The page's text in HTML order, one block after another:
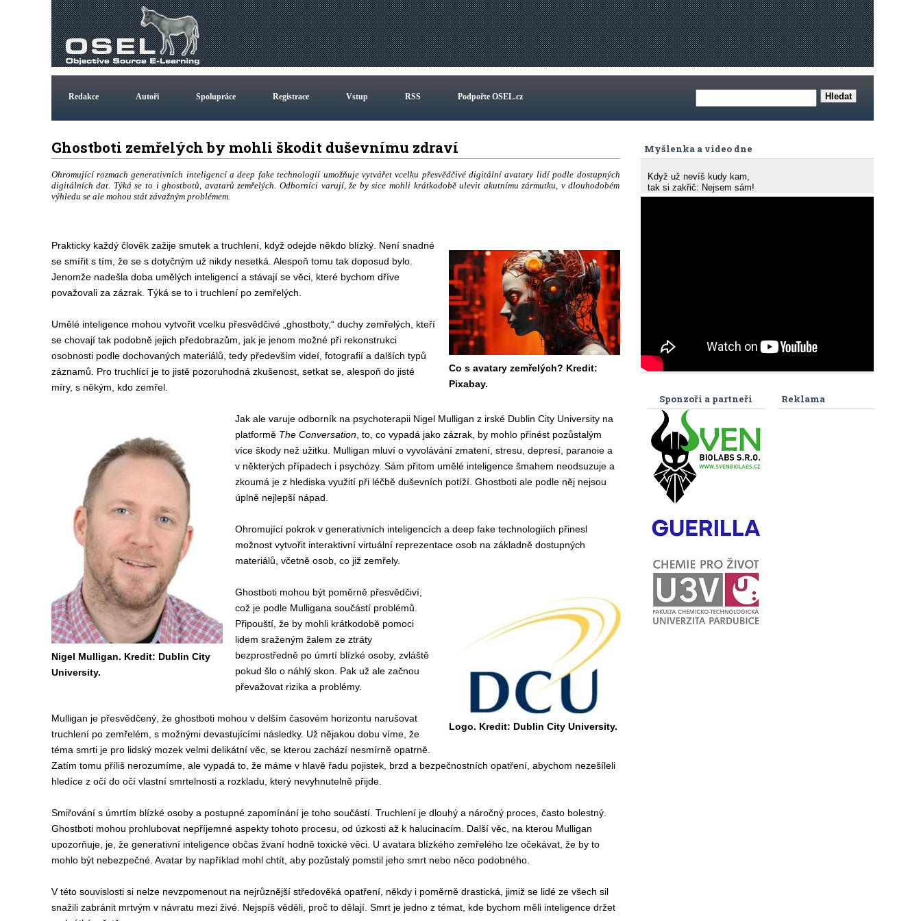
Redakce Autoři Spolupráce Registrace Vstup RSS Podpořte OSEL.cz
Ghostboti zemřelých by mohli škodit duševnímu zdraví
Ohromující rozmach generativních inteligencí a deep fake technologií umožňuje vytvářet vcelku přesvědčivé digitální avatary lidí podle dostupných
digitálních dat. Týká se to i ghostbotů, avatarů zemřelých. Odborníci varují, že by sice mohli krátkodobě ulevit akutnímu zármutku, v dlouhodobém
výhledu se ale mohou stát závažným problémem.
Co s avatary zemřelých? Kredit:
Pixabay.
Prakticky každý člověk zažije smutek a truchlení, když odejde někdo blízký. Není snadné
se smířit s tím, že se s dotyčným už nikdy nesetká. Alespoň tomu tak doposud bylo.
Jenomže nadešla doba umělých inteligencí a stávají se věci, které bychom dříve
považovali za zázrak. Týká se to i truchlení po zemřelých.
Umělé inteligence mohou vytvořit vcelku přesvědčivé „ghostboty,“ duchy zemřelých, kteří
se chovají tak podobně jejich předobrazům, jak je jenom možné při rekonstrukci
osobnosti podle dochovaných materiálů, tedy především videí, fotografií a dalších typů
záznamů. Pro truchlící je to jistě pozoruhodná zkušenost, setkat se, alespoň do jisté
míry, s někým, kdo zemřel.
Nigel Mulligan. Kredit: Dublin City
University.
Jak ale varuje odborník na psychoterapii Nigel Mulligan z irské Dublin City University na
platformě The Conversation, to, co vypadá jako zázrak, by mohlo přinést pozůstalým
více škody než užitku. Mulligan mluví o vyvolávání zmatení, stresu, depresí, paranoie a
v některých případech i psychózy. Sám přitom umělé inteligence šmahem neodsuzuje a
zkoumá je z hlediska využití při léčbě duševních potíží. Ghostboti ale podle něj nejsou
úplně nejlepší nápad.
Ohromující pokrok v generativních inteligencích a deep fake technologiích přinesl
možnost vytvořit interaktivní virtuální reprezentace osob na základně dostupných
materiálů, včetně osob, co již zemřely.
Logo. Kredit: Dublin City University.
Ghostboti mohou být poměrně přesvědčiví,
což je podle Mulligana součástí problémů.
Připouští, že by mohli krátkodobě pomoci
lidem sraženým žalem ze ztráty
bezprostředně po úmrtí blízké osoby, zvláště
pokud šlo o náhlý skon. Pak už ale začnou
převažovat rizika a problémy.
Mulligan je přesvědčený, že ghostboti mohou v delším časovém horizontu narušovat
truchlení po zemřelém, s možnými devastujícími následky. Už nějakou dobu víme, že
téma smrti je pro lidský mozek velmi delikátní věc, se kterou zachází nesmírně opatrně.
Zatím tomu příliš nerozumíme, ale vypadá to, že máme v hlavě řadu pojistek, brzd a bezpečnostních opatření, abychom nezešíleli
hledíce z očí do očí vlastní smrtelnosti a rozkladu, který nevyhnutelně přijde.
Smiřování s úmrtím blízké osoby a postupné zapomínání je toho součástí. Truchlení je dlouhý a náročný proces, často bolestný.
Ghostboti mohou prohlubovat nepříjemné aspekty tohoto procesu, od úzkosti až k halucinacím. Další věc, na kterou Mulligan
upozorňuje, je, že generativní inteligence občas žvaní hodně toxické věci. U avatara blízkého zemřelého lze očekávat, že by to
mohlo být nebezpečné. Avatar by například mohl chtít, aby pozůstalý pomstil jeho smrt nebo něco podobného.
V této souvislosti si nelze nevzpomenout na nejrůznější středověká opatření, někdy i poměrně drastická, jimiž se lidé ze všech sil
snažili zabránit mrtvým v návratu mezi živé. Nejspíš věděli, proč to dělají. Smrt je jedno z témat, kde bychom měli inteligence držet
Myšlenka a video dne
Když už nevíš kudy kam,
tak si zakřič: Nejsem sám!
Reklama
Sponzoři a partneři